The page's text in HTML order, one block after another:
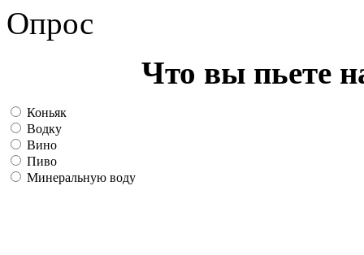
Опрос
Что вы пьете
Коньяк
Водку
Вино
Пиво
Минеральную воду